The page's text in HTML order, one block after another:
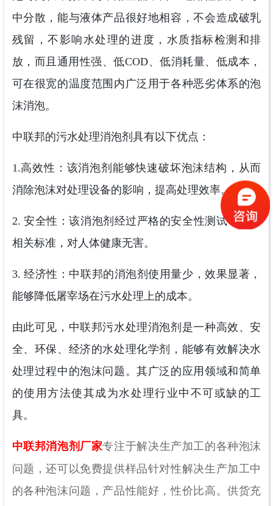
中分散，能与液体产品很好地相容，不会造成破乳
残留，不影响水处理的进度，水质指标检测和排
放，而且通用性强、低COD、低消耗量、低成本，
可在很宽的温度范围内广泛用于各种恶劣体系的泡
沫消泡。
中联邦的污水处理消泡剂具有以下优点：
1.高效性：该消泡剂能够快速破坏泡沫结构，从而
消除泡沫对处理设备的影响，提高处理效率。
2. 安全性：该消泡剂经过严格的安全性测试，符合
相关标准，对人体健康无害。
3. 经济性：中联邦的消泡剂使用量少，效果显著，
能够降低屠宰场在污水处理上的成本。
由此可见，中联邦污水处理消泡剂是一种高效、安
全、环保、经济的水处理化学剂，能够有效解决水
处理过程中的泡沫问题。其广泛的应用领域和简单
的使用方法使其成为水处理行业中不可或缺的工
具。
中联邦消泡剂厂家专注于解决生产加工的各种泡沫
问题，还可以免费提供样品针对性解决生产加工中
的各种泡沫问题，产品性能好，性价比高。供货充